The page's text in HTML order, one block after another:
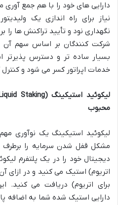
دارایی های خود را با هم جمع آوری
نیاز برای راه اندازی یک
نگهداری نود و تأیید تراکنش ها
شرکت کنندگان بر اساس سهم
بسیار ساده تر و دسترس پذیرتر
خدمات اپراتور کسر می شود و کنترل
محبوب
لیکوئید استیکینگ یک نوآوری
مشکل قفل شدن سرمایه را برطرف
برای اتریوم) دریافت می کنید.
دارایی استیک شده شما به